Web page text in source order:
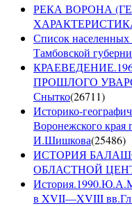
РЕКА ВОРОНА
Список населенных
Тамбовской
ПРОШЛОГО
Снытко(26711)
Историко-
Воронежского края
И.Шишкова(25486)
ИСТОРИЯ
ОБЛАСТНОЙ
в XVII—XVIII